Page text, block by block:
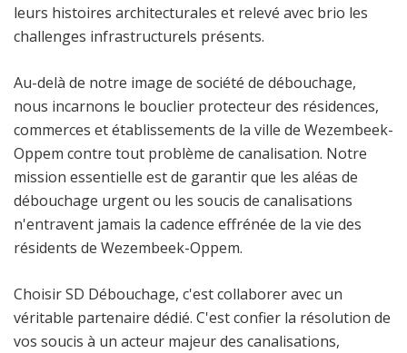
leurs histoires architecturales et relevé avec brio les
challenges infrastructurels présents.
Au-delà de notre image de société de débouchage,
nous incarnons le bouclier protecteur des résidences,
commerces et établissements de la ville de Wezembeek-
Oppem contre tout problème de canalisation. Notre
mission essentielle est de garantir que les aléas de
débouchage urgent ou les soucis de canalisations
n'entravent jamais la cadence effrénée de la vie des
résidents de Wezembeek-Oppem.
Choisir SD Débouchage, c'est collaborer avec un
véritable partenaire dédié. C'est confier la résolution de
vos soucis à un acteur majeur des canalisations,